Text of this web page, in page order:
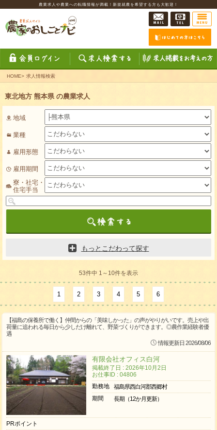
農業求人や農業への転職情報が満載！新規就農を希望する方も大歓迎！
HOME> 求人情報検索
東北地方 熊本県 の農業求人
地域
業種
雇用形態
雇用期間
寮・社宅・
住宅手当
もっとこだわって探す
53件中 1～10件を表示
1 2 3 4 5 6
【福島の保養所で働く】仲間からの「美味しかった」の声がやりがいです。売上や出
荷量に追われる毎日から少しだけ離れて、野菜づくりができます。◎農作業経験者優
遇
情報更新日 2026/08/06
有限会社オフィス白河
掲載終了日 : 2026年10月2日
お仕事ID : 04806
勤務地
福島県西白河郡西郷村
期間
長期（12か月更新）
PRポイント